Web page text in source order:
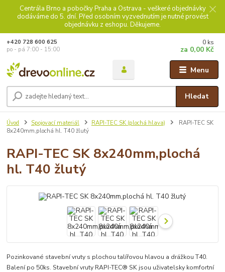
Centrála Brno a pobočky Praha a Ostrava - veškeré objednávky
dodáváme do 5. dní. Před osobním vyzvednutím je nutné provést
objednávku z eshopu. Děkujeme.
Menu
Hledat
+420 728 600 625
po - pá 7:00 - 15:00
0 ks
za 0,00 Kč
Úvod Spojovací materiál RAPI-TEC SK (plochá hlava)
RAPI-TEC SK
8x240mm,plochá hl. T40 žlutý
RAPI-TEC SK 8x240mm,plochá
hl. T40 žlutý
Pozinkované stavební vruty s plochou talířovou hlavou a drážkou T40.
Balení po 50ks. Stavební vruty RAPI-TEC® SK jsou uživatelsky komfortní